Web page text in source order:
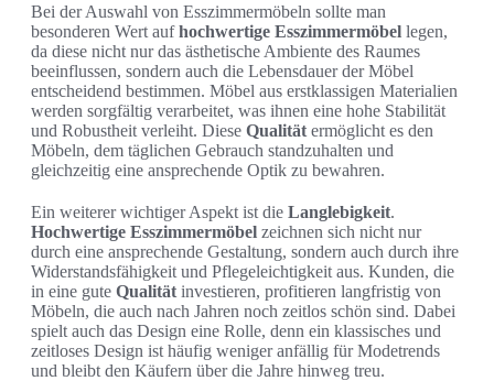
Bei der Auswahl von Esszimmermöbeln sollte man
besonderen Wert aufhochwertige Esszimmermöbel legen,
da diese nicht nur das ästhetische Ambiente des Raumes
beeinflussen, sondern auch die Lebensdauer der Möbel
entscheidend bestimmen. Möbel aus erstklassigen Materialien
werden sorgfältig verarbeitet, was ihnen eine hohe Stabilität
und Robustheit verleiht. Diese Qualität ermöglicht es den
Möbeln, dem täglichen Gebrauch standzuhalten und
gleichzeitig eine ansprechende Optik zu bewahren.
Ein weiterer wichtiger Aspekt ist die Langlebigkeit.
Hochwertige Esszimmermöbel zeichnen sich nicht nur
durch eine ansprechende Gestaltung, sondern auch durch ihre
Widerstandsfähigkeit und Pflegeleichtigkeit aus. Kunden, die
in eine gute Qualität investieren, profitieren langfristig von
Möbeln, die auch nach Jahren noch zeitlos schön sind. Dabei
spielt auch das Design eine Rolle, denn ein klassisches und
zeitloses Design ist häufig weniger anfällig für Modetrends
und bleibt den Käufern über die Jahre hinweg treu.